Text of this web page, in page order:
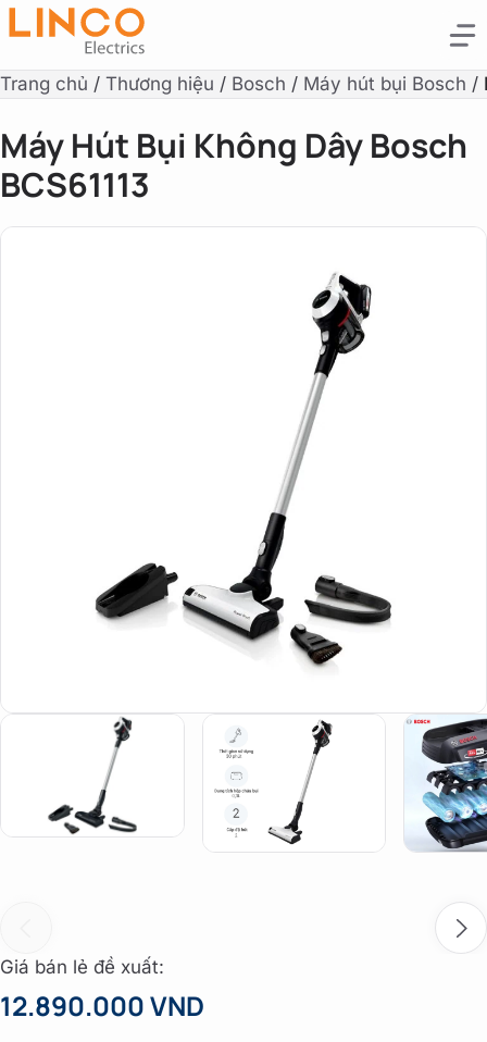
Trang chủ / Thương hiệu / Bosch / Máy hút bụi Bosch /
Máy Hút Bụi Không Dây Bosch
BCS61113
Giá bán lẻ đề xuất:
12.890.000 VND